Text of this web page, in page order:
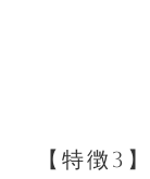
【特徴 3 】